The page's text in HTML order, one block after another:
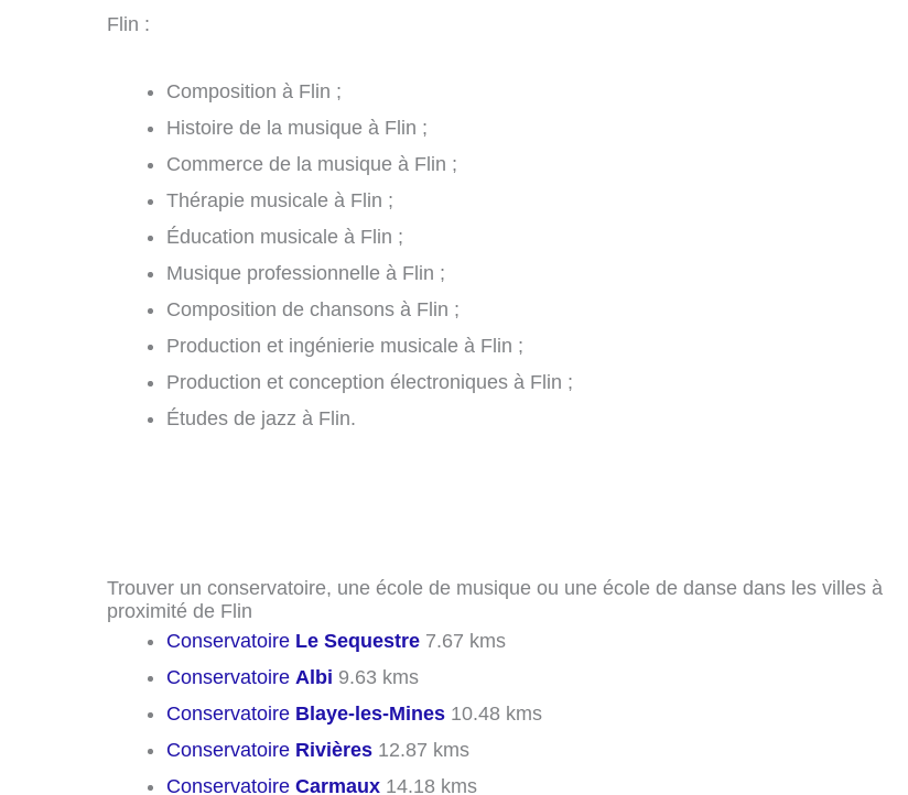
Flin :
Composition à Flin ;
Histoire de la musique à Flin ;
Commerce de la musique à Flin ;
Thérapie musicale à Flin ;
Éducation musicale à Flin ;
Musique professionnelle à Flin ;
Composition de chansons à Flin ;
Production et ingénierie musicale à Flin ;
Production et conception électroniques à Flin ;
Études de jazz à Flin.
Trouver un conservatoire, une école de musique ou une école de danse dans les villes à
proximité de Flin
Conservatoire Le Sequestre 7.67 kms
Conservatoire Albi 9.63 kms
Conservatoire Blaye-les-Mines 10.48 kms
Conservatoire Rivières 12.87 kms
Conservatoire Carmaux 14.18 kms